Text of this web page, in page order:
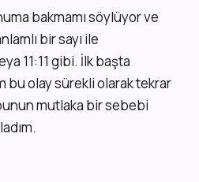
bakmamı söylüyor ve
bir sayı ile
11:11 gibi. İlk başta
bu olay sürekli olarak tekrar
mutlaka bir sebebi